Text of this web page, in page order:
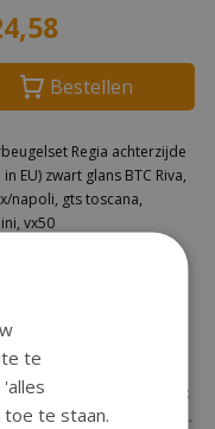
Bestellen
Regia
(made in EU) zwart
Riva, china lx/napoli,
te
toe te staan.